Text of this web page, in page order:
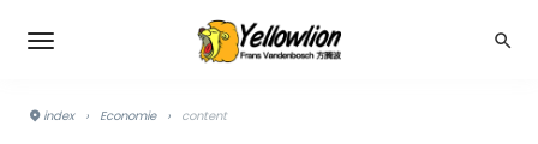
index › Economie › content